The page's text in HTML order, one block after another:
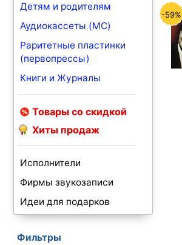
Детям и родителям
Аудиокассеты (MC)
Раритетные пластинки
(первопрессы)
Книги и Журналы
Товары со скидкой
Хиты продаж
Исполнители
Фирмы звукозаписи
Идеи для подарков
Фильтры
-59%